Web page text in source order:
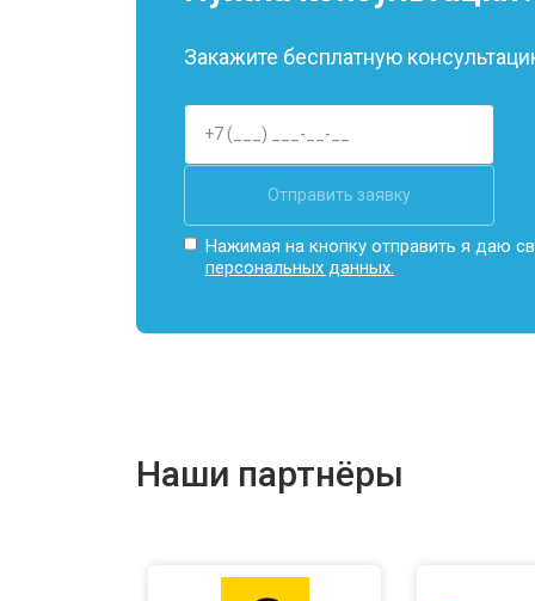
Замена Wi-Fi
Ремонт цепи питания
Замена USB порта
Замена микрофона
Закажите бесплатную
Отправить заявку
Нажимая на кнопку отправить я даю
персональных данных.
Наши партнёры